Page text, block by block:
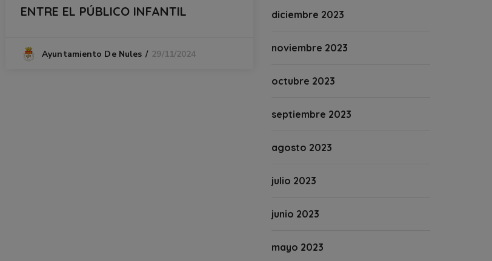
ENTRE EL PÚBLICO INFANTIL
Ayuntamiento De Nules 29/11/2024
diciembre 2023
noviembre 2023
octubre 2023
septiembre 2023
agosto 2023
julio 2023
junio 2023
mayo 2023